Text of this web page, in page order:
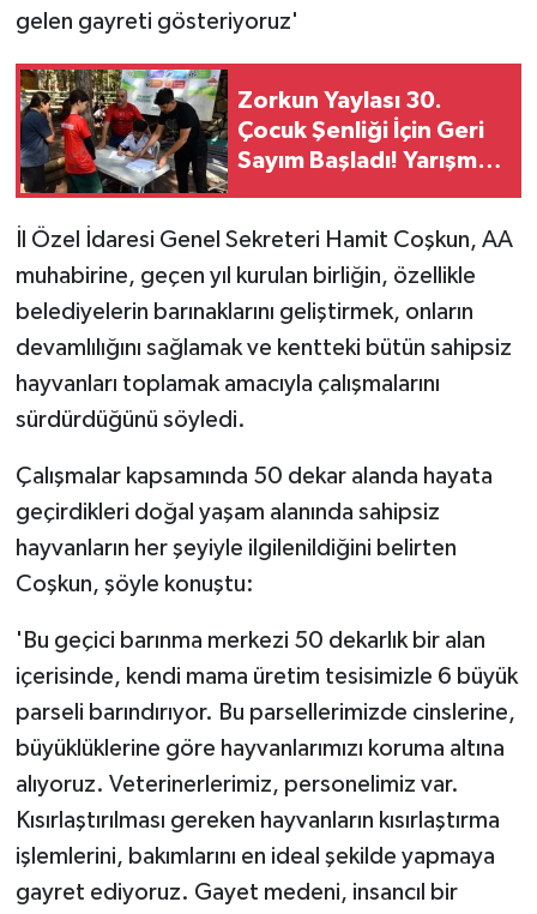
gelen gayreti gösteriyoruz'
Zorkun Yaylası 30.
Çocuk Şenliği İçin Geri
Sayım Başladı! Yarışma
İl Özel İdaresi Genel Sekreteri Hamit Coşkun, AA
muhabirine, geçen yıl kurulan birliğin, özellikle
belediyelerin barınaklarını geliştirmek, onların
devamlılığını sağlamak ve kentteki bütün sahipsiz
hayvanları toplamak amacıyla çalışmalarını
sürdürdüğünü söyledi.
Çalışmalar kapsamında 50 dekar alanda hayata
geçirdikleri doğal yaşam alanında sahipsiz
hayvanların her şeyiyle ilgilenildiğini belirten
Coşkun, şöyle konuştu:
'Bu geçici barınma merkezi 50 dekarlık bir alan
içerisinde, kendi mama üretim tesisimizle 6 büyük
parseli barındırıyor. Bu parsellerimizde cinslerine,
büyüklüklerine göre hayvanlarımızı koruma altına
alıyoruz. Veterinerlerimiz, personelimiz var.
Kısırlaştırılması gereken hayvanların kısırlaştırma
işlemlerini, bakımlarını en ideal şekilde yapmaya
gayret ediyoruz. Gayet medeni, insancıl bir